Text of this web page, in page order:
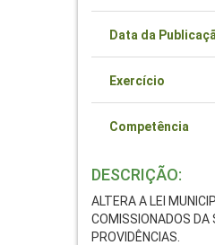
Data da
Exercício
Competência
DESCRIÇÃO:
ALTERA A LEI
COMISSIONADOS DA
PROVIDÊNCIAS.